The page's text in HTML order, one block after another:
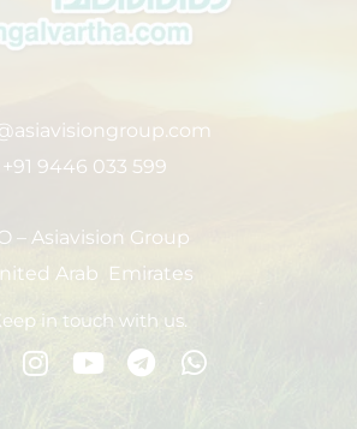
+91 9446 033 599
– Asiavision Group
Arab Emirates
in touch with us.